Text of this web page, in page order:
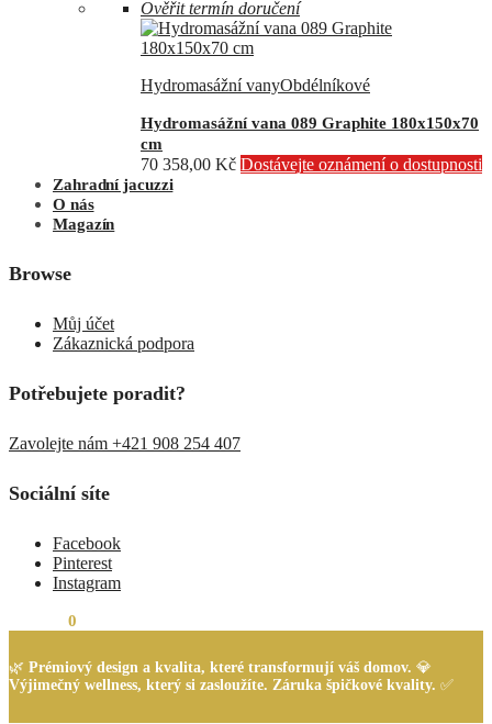
byla:
49
990,00 Kč.
47
Ověřit termín doručení
Hydromasážní vanyObdélníkové
Hydromasážní vana 089 Graphite 180x150x70
cm
70 358,00 Kč Dostávejte oznámení o dostupnosti
Zahradní jacuzzi
O nás
Magazín
Browse
Můj účet
Zákaznická podpora
Potřebujete poradit?
Zavolejte nám +421 908 254 407
Sociální síte
Facebook
Pinterest
Instagram
0
🌿 Prémiový design a kvalita, které transformují váš domov. 💎
Výjimečný wellness, který si zasloužíte. Záruka špičkové kvality. ✅